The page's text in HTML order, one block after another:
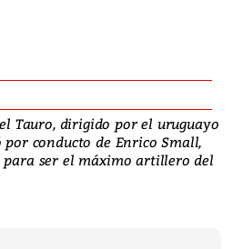
Tauro, dirigido por el uruguayo
conducto de Enrico Small,
para ser el máximo artillero del